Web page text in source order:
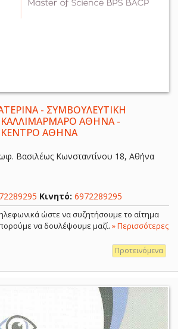
- ΣΥΜΒΟΥΛΕΥΤΙΚΗ
ΑΘΗΝΑ -
ΑΘΗΝΑ
Βασιλέως Κωνσταντίνου 18, Αθήνα
Κινητό: 6972289295
ώστε να συζητήσουμε το αίτημα
να δουλέψουμε μαζί. » Περισσότερες
Προτεινόμενα